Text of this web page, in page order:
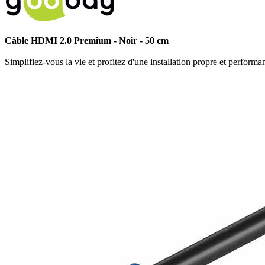
Câble HDMI 2.0 Premium - Noir - 50 cm
Simplifiez-vous la vie et profitez d'une installation propre et